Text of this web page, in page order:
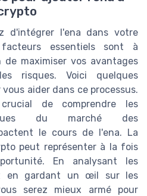
d'intégrer l'ena dans votre
essentiels sont à
maximiser vos avantages
risques. Voici quelques
aider dans ce processus.
de comprendre les
du marché des
le cours de l'ena. La
peut représenter à la fois
En analysant les
en gardant un œil sur les
serez mieux armé pour